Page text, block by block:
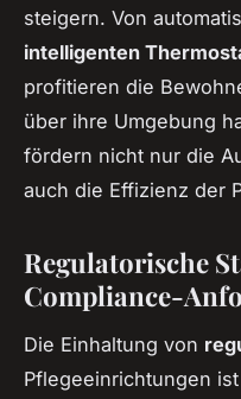
steigern. Von
intelligenten
profitieren die
über ihre Umgebung
fördern nicht nur die
auch die Effizienz der
Regulatorische
Compliance-
Die Einhaltung von
Pflegeeinrichtungen